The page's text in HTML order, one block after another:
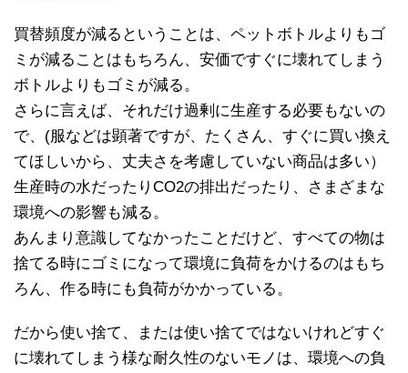
買替頻度が減るということは、ペットボトルよりもゴ
ミが減ることはもちろん、安価ですぐに壊れてしまう
ボトルよりもゴミが減る。
さらに言えば、それだけ過剰に生産する必要もないの
で、(服などは顕著ですが、たくさん、すぐに買い換え
てほしいから、丈夫さを考慮していない商品は多い）
生産時の水だったりCO2の排出だったり、さまざまな
環境への影響も減る。
あんまり意識してなかったことだけど、すべての物は
捨てる時にゴミになって環境に負荷をかけるのはもち
ろん、作る時にも負荷がかかっている。
だから使い捨て、または使い捨てではないけれどすぐ
に壊れてしまう様な耐久性のないモノは、環境への負